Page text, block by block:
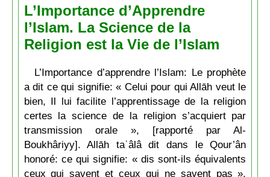
L’Importance d’Apprendre
l’Islam. La Science de la
Religion est la Vie de l’Islam
L’Importance d’apprendre l’Islam: Le prophète
a dit ce qui signifie: « Celui pour qui Allāh veut le
bien, Il lui facilite l’apprentissage de la religion
certes la science de la religion s’acquiert par
transmission orale », [rapporté par Al-
Boukhâriyy]. Allāh taʿâlâ dit dans le Qour’ân
honoré: ce qui signifie: « dis sont-ils équivalents
ceux qui savent et ceux qui ne savent pas »,